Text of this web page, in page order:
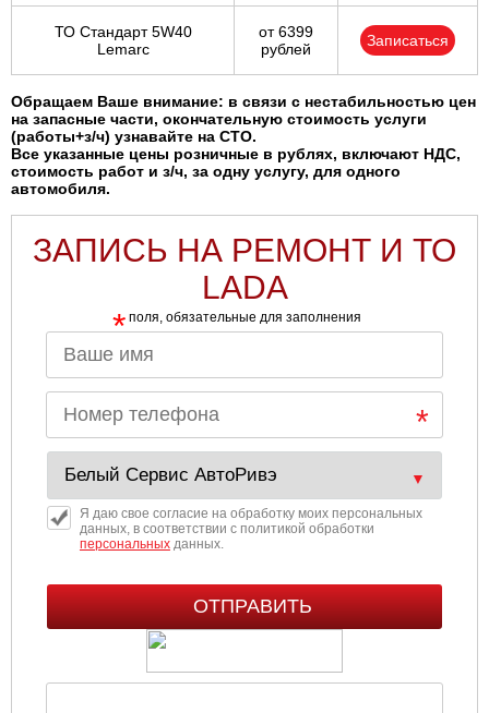
ТО Стандарт 5W40
Lemarc
от 6399
рублей
Записаться
Обращаем Ваше внимание: в связи с нестабильностью цен
на запасные части, окончательную стоимость услуги
(работы+з/ч) узнавайте на СТО.
Все указанные цены розничные в рублях, включают НДС,
стоимость работ и з/ч, за одну услугу, для одного
автомобиля.
ЗАПИСЬ НА РЕМОНТ И ТО
LADA
* поля, обязательные для заполнения
Я даю свое согласие на обработку моих персональных
данных, в соответствии с политикой обработки
персональныхданных.